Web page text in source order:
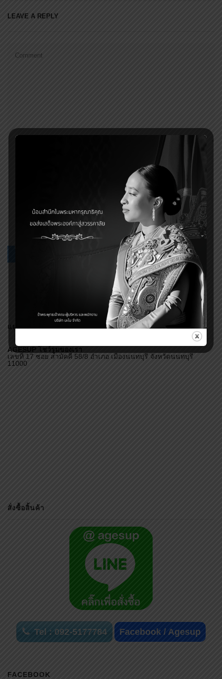
LEAVE A REPLY
แผนที่
AGESUP โชว์รูมของเรา
เลขที่ 17 ซอย สามัคคี 58/8 อำเภอ เมืองนนทบุรี จังหวัดนนทบุรี
11000
สั่งซื้อสิ้นค้า
Tel : 092-5177784 Facebook / Agesup
FACEBOOK